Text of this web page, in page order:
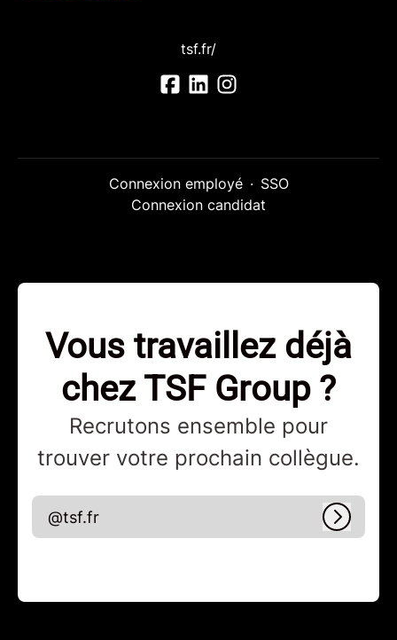
tsf.fr/
Connexion employé · SSO
Connexion candidat
Vous travaillez déjà
chez TSF Group ?
Recrutons ensemble pour
trouver votre prochain collègue.
@tsf.fr